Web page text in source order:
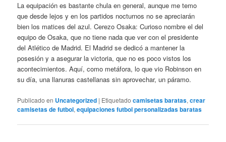
La equipación es bastante chula en general, aunque me temo
que desde lejos y en los partidos nocturnos no se apreciarán
bien los matices del azul. Cerezo Osaka: Curioso nombre el del
equipo de Osaka, que no tiene nada que ver con el presidente
del Atlético de Madrid. El Madrid se dedicó a mantener la
posesión y a asegurar la victoria, que no es poco vistos los
acontecimientos. Aquí, como metáfora, lo que vio Robinson en
su día, una llanuras castellanas sin aprovechar, un páramo.
Publicado en Uncategorized | Etiquetado camisetas baratas,crear
camisetas de futbol,equipaciones futbol personalizadas baratas